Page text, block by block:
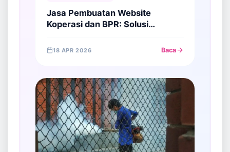
Jasa Pembuatan Website
Koperasi dan BPR: Solusi
Digital
18 APR 2026 Baca